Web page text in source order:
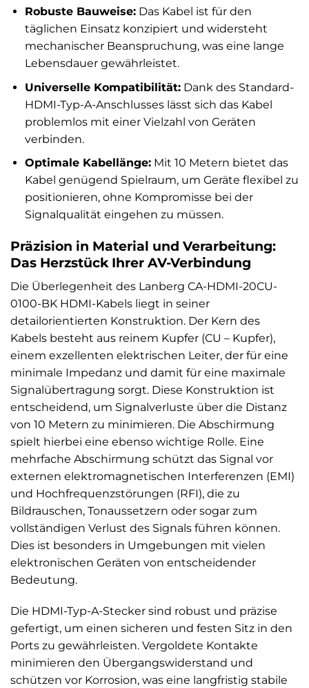
Robuste Bauweise:Das Kabel ist für den
täglichen Einsatz konzipiert und widersteht
mechanischer Beanspruchung, was eine lange
Lebensdauer gewährleistet.
Universelle Kompatibilität:Dank des Standard-
HDMI-Typ-A-Anschlusses lässt sich das Kabel
problemlos mit einer Vielzahl von Geräten
verbinden.
Optimale Kabellänge:Mit 10 Metern bietet das
Kabel genügend Spielraum, um Geräte flexibel zu
positionieren, ohne Kompromisse bei der
Signalqualität eingehen zu müssen.
Präzision in Material und Verarbeitung:
Das Herzstück Ihrer AV-Verbindung
Die Überlegenheit des Lanberg CA-HDMI-20CU-
0100-BK HDMI-Kabels liegt in seiner
detailorientierten Konstruktion. Der Kern des
Kabels besteht aus reinem Kupfer (CU – Kupfer),
einem exzellenten elektrischen Leiter, der für eine
minimale Impedanz und damit für eine maximale
Signalübertragung sorgt. Diese Konstruktion ist
entscheidend, um Signalverluste über die Distanz
von 10 Metern zu minimieren. Die Abschirmung
spielt hierbei eine ebenso wichtige Rolle. Eine
mehrfache Abschirmung schützt das Signal vor
externen elektromagnetischen Interferenzen (EMI)
und Hochfrequenzstörungen (RFI), die zu
Bildrauschen, Tonaussetzern oder sogar zum
vollständigen Verlust des Signals führen können.
Dies ist besonders in Umgebungen mit vielen
elektronischen Geräten von entscheidender
Bedeutung.
Die HDMI-Typ-A-Stecker sind robust und präzise
gefertigt, um einen sicheren und festen Sitz in den
Ports zu gewährleisten. Vergoldete Kontakte
minimieren den Übergangswiderstand und
schützen vor Korrosion, was eine langfristig stabile